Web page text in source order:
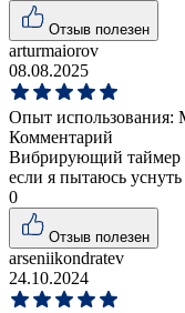
Отзыв полезен
arturmaiorov
08.08.2025
Опыт использования:
Комментарий
Вибрирующий таймер
если я пытаюсь
0
Отзыв полезен
arseniikondratev
24.10.2024